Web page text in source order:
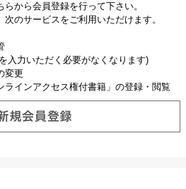
から会員登録を行って下さい。
のサービスをご利用いただけます。
入力いただく必要がなくなります)
変更
ラインアクセス権付書籍」の登録・閲覧